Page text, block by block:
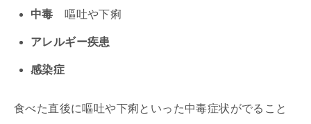
中毒 嘔吐や下痢
アレルギー疾患
感染症
食べた直後に嘔吐や下痢といった中毒症状がでること